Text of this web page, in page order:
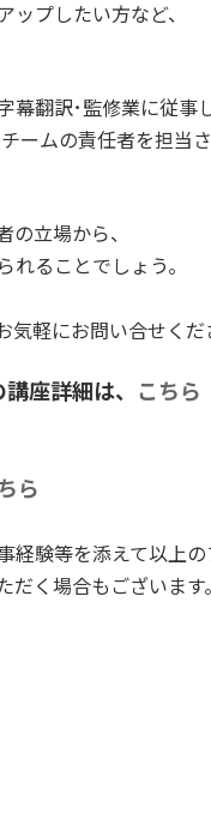
プしたい方など、
翻訳･監修業に従事し
ームの責任者を担当
立場から、
ることでしょう。
軽にお問い合せくだ
座詳細は、
こちら
ら
験等を添えて以上の
く場合もございます。